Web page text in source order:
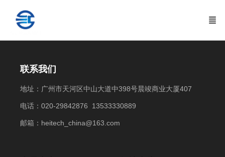
联系我们
地址：广州市天河区中山大道中398号晨竣商业大厦407
电话：020-29842876 13533330889
邮箱：heitech_china@163.com